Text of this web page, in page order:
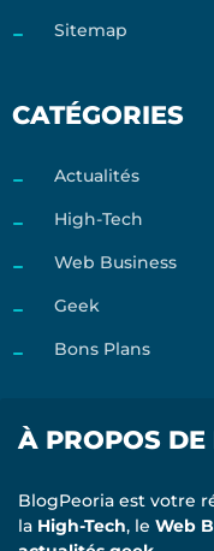
Sitemap
CATÉGORIES
Actualités
High-Tech
Web Business
Geek
Bons Plans
À PROPOS DE
BlogPeoria est votre
la High-Tech, le Web